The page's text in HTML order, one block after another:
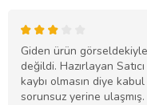
Giden ürün
değildi. Hazırlayan
kaybı olmasın diye
sorunsuz yerine ulaşmış.